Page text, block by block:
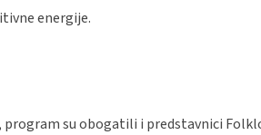
energije.
program su obogatili i predstavnici